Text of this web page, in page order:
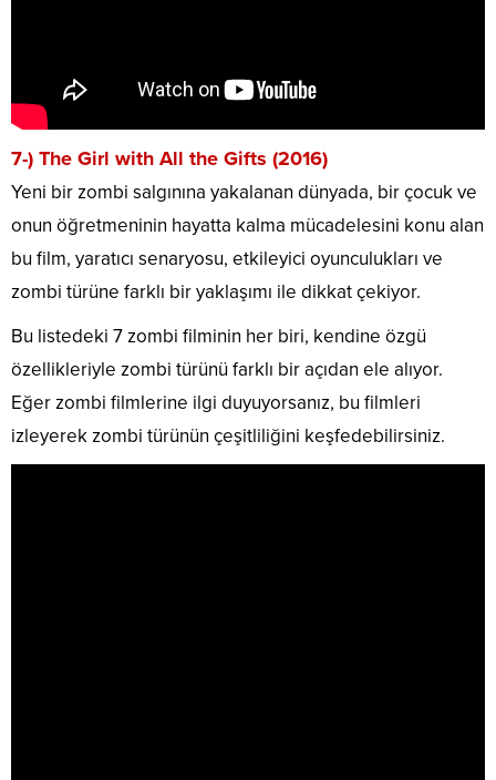
7-) The Girl with All the Gifts (2016)
Yeni bir zombi salgınına yakalanan dünyada, bir çocuk ve
onun öğretmeninin hayatta kalma mücadelesini konu alan
bu film, yaratıcı senaryosu, etkileyici oyunculukları ve
zombi türüne farklı bir yaklaşımı ile dikkat çekiyor.
Bu listedeki 7 zombi filminin her biri, kendine özgü
özellikleriyle zombi türünü farklı bir açıdan ele alıyor.
Eğer zombi filmlerine ilgi duyuyorsanız, bu filmleri
izleyerek zombi türünün çeşitliliğini keşfedebilirsiniz.